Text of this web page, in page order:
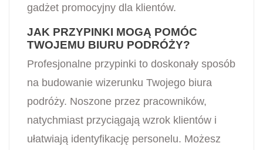
gadżet promocyjny dla klientów.
JAK PRZYPINKI MOGĄ POMÓC
TWOJEMU BIURU PODRÓŻY?
Profesjonalne przypinki to doskonały sposób
na budowanie wizerunku Twojego biura
podróży. Noszone przez pracowników,
natychmiast przyciągają wzrok klientów i
ułatwiają identyfikację personelu. Możesz